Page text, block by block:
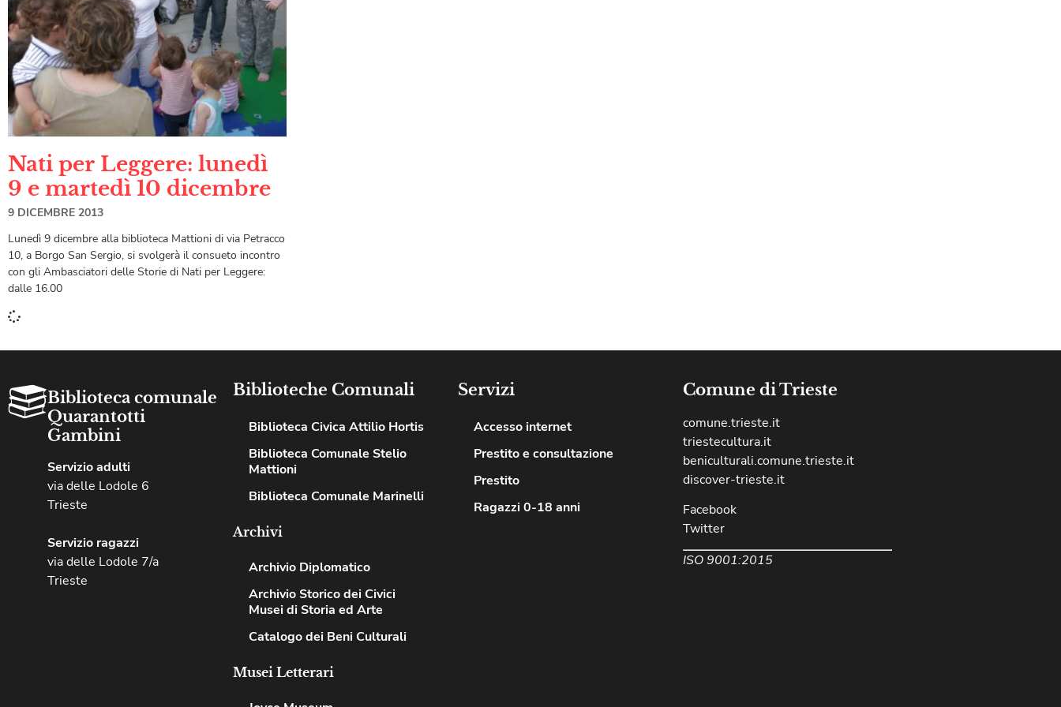
Nati per Leggere: lunedì
9 e martedì 10 dicembre
9 DICEMBRE 2013
Lunedì 9 dicembre alla biblioteca Mattioni di via Petracco
10, a Borgo San Sergio, si svolgerà il consueto incontro
con gli Ambasciatori delle Storie di Nati per Leggere:
dalle 16.00
Biblioteca comunale
Quarantotti
Gambini
Servizio adulti
via delle Lodole 6
Trieste
Servizio ragazzi
via delle Lodole 7/a
Trieste
Biblioteche Comunali
Biblioteca Civica Attilio Hortis
Biblioteca Comunale Stelio
Mattioni
Biblioteca Comunale Marinelli
Archivi
Archivio Diplomatico
Archivio Storico dei Civici
Musei di Storia ed Arte
Catalogo dei Beni Culturali
Musei Letterari
Servizi
Accesso internet
Prestito e consultazione
Prestito
Ragazzi 0-18 anni
Comune di Trieste
comune.trieste.it
triestecultura.it
beniculturali.comune.trieste.it
discover-trieste.it
Facebook
Twitter
ISO 9001:2015